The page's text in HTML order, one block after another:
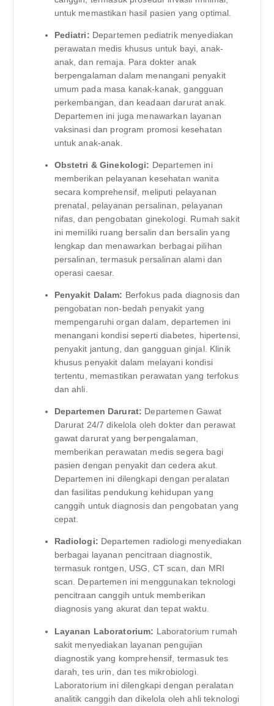
untuk memastikan hasil pasien yang optimal.
Pediatri: Departemen pediatrik menyediakan
perawatan medis khusus untuk bayi, anak-
anak, dan remaja. Para dokter anak
berpengalaman dalam menangani penyakit
umum pada masa kanak-kanak, gangguan
perkembangan, dan keadaan darurat anak.
Departemen ini juga menawarkan layanan
vaksinasi dan program promosi kesehatan
untuk anak-anak.
Obstetri & Ginekologi: Departemen ini
memberikan pelayanan kesehatan wanita
secara komprehensif, meliputi pelayanan
prenatal, pelayanan persalinan, pelayanan
nifas, dan pengobatan ginekologi. Rumah sakit
ini memiliki ruang bersalin dan bersalin yang
lengkap dan menawarkan berbagai pilihan
persalinan, termasuk persalinan alami dan
operasi caesar.
Penyakit Dalam: Berfokus pada diagnosis dan
pengobatan non-bedah penyakit yang
mempengaruhi organ dalam, departemen ini
menangani kondisi seperti diabetes, hipertensi,
penyakit jantung, dan gangguan ginjal. Klinik
khusus penyakit dalam melayani kondisi
tertentu, memastikan perawatan yang terfokus
dan ahli.
Departemen Darurat: Departemen Gawat
Darurat 24/7 dikelola oleh dokter dan perawat
gawat darurat yang berpengalaman,
memberikan perawatan medis segera bagi
pasien dengan penyakit dan cedera akut.
Departemen ini dilengkapi dengan peralatan
dan fasilitas pendukung kehidupan yang
canggih untuk diagnosis dan pengobatan yang
cepat.
Radiologi: Departemen radiologi menyediakan
berbagai layanan pencitraan diagnostik,
termasuk rontgen, USG, CT scan, dan MRI
scan. Departemen ini menggunakan teknologi
pencitraan canggih untuk memberikan
diagnosis yang akurat dan tepat waktu.
Layanan Laboratorium: Laboratorium rumah
sakit menyediakan layanan pengujian
diagnostik yang komprehensif, termasuk tes
darah, tes urin, dan tes mikrobiologi.
Laboratorium ini dilengkapi dengan peralatan
analitik canggih dan dikelola oleh ahli teknologi